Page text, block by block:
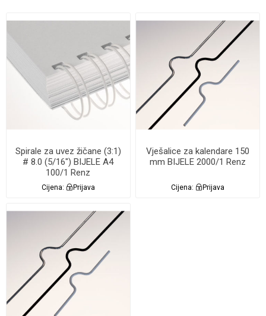
Spirale za uvez žičane (3:1)
# 8.0 (5/16") BIJELE A4
100/1 Renz
Cijena: Prijava
Vješalice za kalendare 150
mm BIJELE 2000/1 Renz
Cijena: Prijava